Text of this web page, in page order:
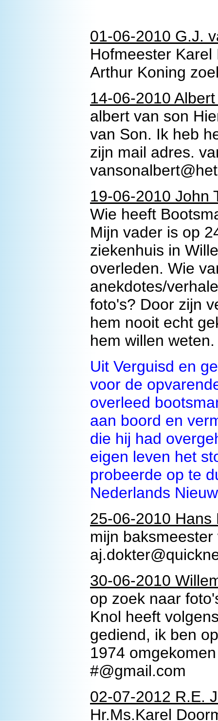
01-06-2010 G.J.
Hofmeester
Arthur Koning
14-06-2010
albert van son
van Son. Ik heb
zijn mail adres.
19-06-2010 John
Wie heeft
Mijn vader is op
ziekenhuis in
overleden. Wie
anekdotes/
foto's? Door zijn
hem nooit echt
hem willen
Uit Verguisd en
voor de
overleed
aan boord en
die hij had
eigen leven het
probeerde op te
Nederlands
25-06-2010 Hans
mijn
30-06-2010
op zoek naar
Knol heeft
gediend, ik ben
1974
#@gmail.com
02-07-2012 R.E.
Hr.Ms.Karel